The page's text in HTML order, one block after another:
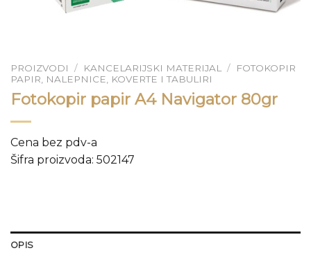
PROIZVODI / KANCELARIJSKI MATERIJAL /
FOTOKOPIR
PAPIR, NALEPNICE, KOVERTE I TABULIRI
Fotokopir papir A4 Navigator 80gr
Cena bez pdv-a
Šifra proizvoda: 502147
OPIS